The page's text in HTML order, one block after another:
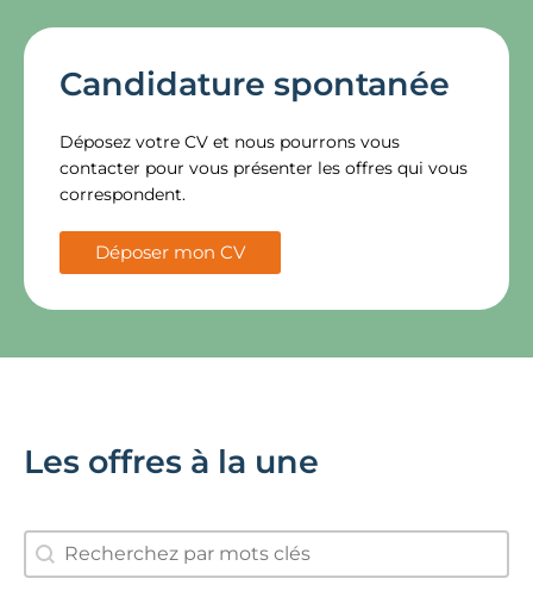
Candidature spontanée
Déposez votre CV et nous pourrons vous
contacter pour vous présenter les offres qui vous
correspondent.
Déposer mon CV
Les offres à la une
search
Rechercher